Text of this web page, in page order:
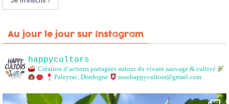
Au jour le jour sur Instagram
happycultors
Création d’actions partagées autour du vivant sauvage & cultivé
Paleyrac, Dordogne
assohappycultors@gmail.com